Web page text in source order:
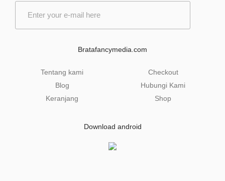
Bratafancymedia.com
Tentang kami
Blog
Keranjang
Checkout
Hubungi Kami
Shop
Download android